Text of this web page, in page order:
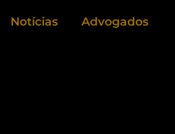
Notícias Advogados